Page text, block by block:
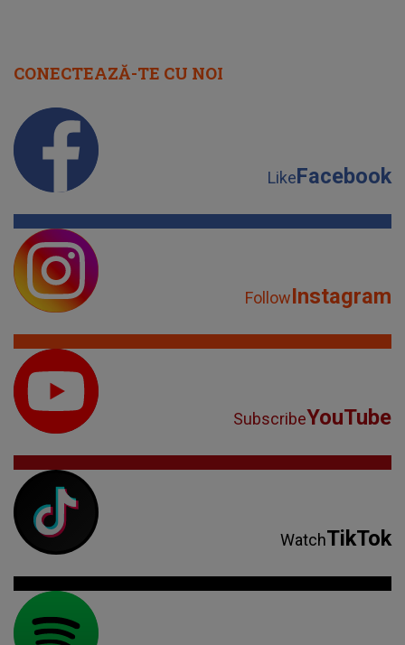
CONECTEAZĂ-TE CU NOI
LikeFacebook
FollowInstagram
SubscribeYouTube
WatchTikTok